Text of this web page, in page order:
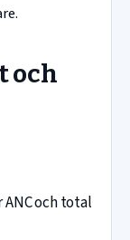
och
ANC och total